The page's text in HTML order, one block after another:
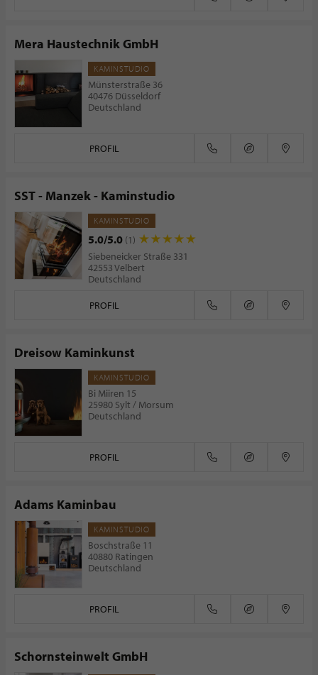
Mera Haustechnik GmbH
KAMINSTUDIO
Münsterstraße 36
40476 Düsseldorf
Deutschland
PROFIL
SST - Manzek - Kaminstudio
KAMINSTUDIO
5.0/5.0 (1)
Siebeneicker Straße 331
42553 Velbert
Deutschland
PROFIL
Dreisow Kaminkunst
KAMINSTUDIO
Bi Miiren 15
25980 Sylt / Morsum
Deutschland
PROFIL
Adams Kaminbau
KAMINSTUDIO
Boschstraße 11
40880 Ratingen
Deutschland
PROFIL
Schornsteinwelt GmbH